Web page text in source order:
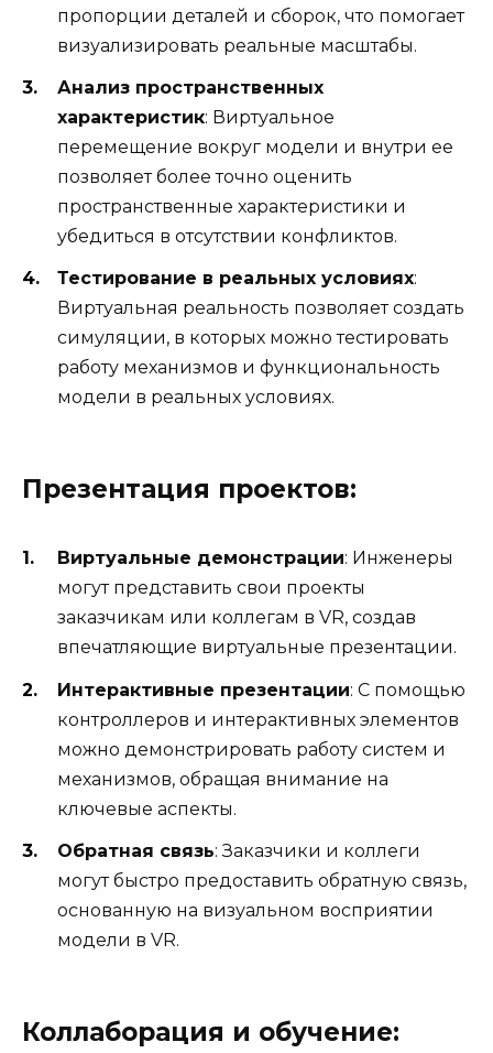
пропорции деталей и сборок, что помогает
визуализировать реальные масштабы.
Анализ пространственных
характеристик: Виртуальное
перемещение вокруг модели и внутри ее
позволяет более точно оценить
пространственные характеристики и
убедиться в отсутствии конфликтов.
Тестирование в реальных условиях:
Виртуальная реальность позволяет создать
симуляции, в которых можно тестировать
работу механизмов и функциональность
модели в реальных условиях.
Презентация проектов:
Виртуальные демонстрации: Инженеры
могут представить свои проекты
заказчикам или коллегам в VR, создав
впечатляющие виртуальные презентации.
Интерактивные презентации: С помощью
контроллеров и интерактивных элементов
можно демонстрировать работу систем и
механизмов, обращая внимание на
ключевые аспекты.
Обратная связь: Заказчики и коллеги
могут быстро предоставить обратную связь,
основанную на визуальном восприятии
модели в VR.
Коллаборация и обучение: